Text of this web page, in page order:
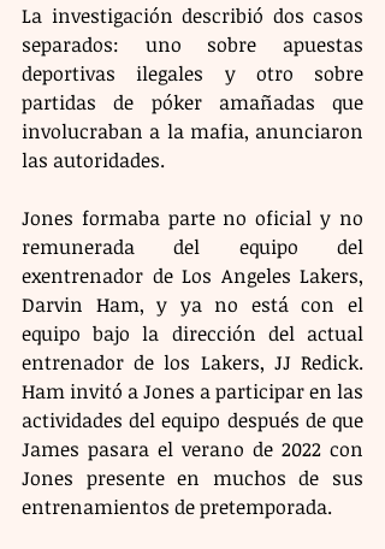
La investigación describió dos casos
separados: uno sobre apuestas
deportivas ilegales y otro sobre
partidas de póker amañadas que
involucraban a la mafia, anunciaron
las autoridades.
Jones formaba parte no oficial y no
remunerada del equipo del
exentrenador de Los Angeles Lakers,
Darvin Ham, y ya no está con el
equipo bajo la dirección del actual
entrenador de los Lakers, JJ Redick.
Ham invitó a Jones a participar en las
actividades del equipo después de que
James pasara el verano de 2022 con
Jones presente en muchos de sus
entrenamientos de pretemporada.